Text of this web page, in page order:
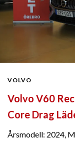
VOLVO
Volvo V60
Core Drag
Årsmodell: 2024,